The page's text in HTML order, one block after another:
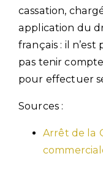
cassation,
application du
français : il
pas tenir
pour effectuer
Sources :
Arrêt de la